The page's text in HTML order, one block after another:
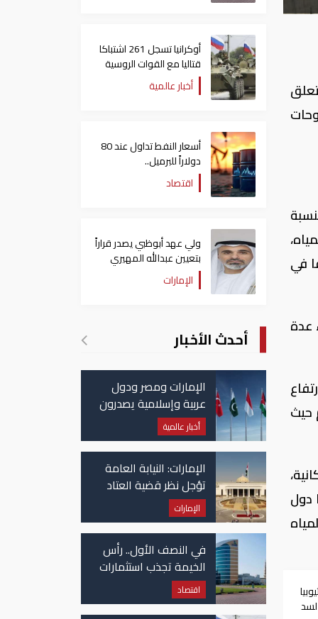
بنسبة
في
عدة
حيث
دول
لسد
أوكرانيا تسجل 261 اشتباكا
قتاليا مع القوات الروسية
أخبار عالمية
أسعار النفط تداول عند 80
دولاراً للبرميل..
وتراجع الأسهم الأمريكية
اقتصاد
ولي عهد أبوظبي يصدر قراراً
بتعيين عبدالله المهيري
رئيسا لـ"أبوظبي للتراث"
الإمارات
أحدث الأخبار
الإمارات ومصر ودول
عربية وإسلامية يصدرون
بيانا مشتركا بشأن
الانتهاكات الإسرائيلية
في غزة
أخبار عالمية
الإمارات: النيابة العامة
تؤجل نظر قضية العتاد
العسكري للسودان
الإمارات
في النصف الأول.. رأس
الخيمة تجذب استثمارات
تتجاوز 771 مليون درهم
اقتصاد